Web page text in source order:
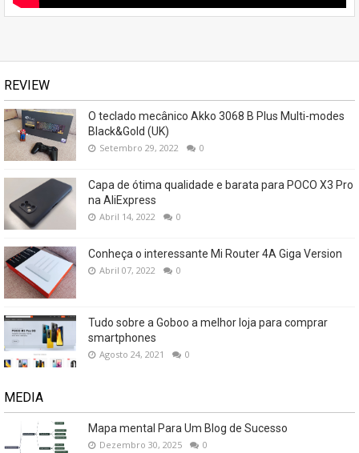
REVIEW
O teclado mecânico Akko 3068 B Plus Multi-modes
Black&Gold (UK)
Setembro 29, 2022 0
Capa de ótima qualidade e barata para POCO X3 Pro
na AliExpress
Abril 14, 2022 0
Conheça o interessante Mi Router 4A Giga Version
Abril 07, 2022 0
Tudo sobre a Goboo a melhor loja para comprar
smartphones
Agosto 24, 2021 0
MEDIA
Mapa mental Para Um Blog de Sucesso
Dezembro 30, 2025 0